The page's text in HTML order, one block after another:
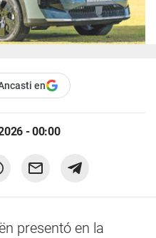
en
- 00:00
presentó en la